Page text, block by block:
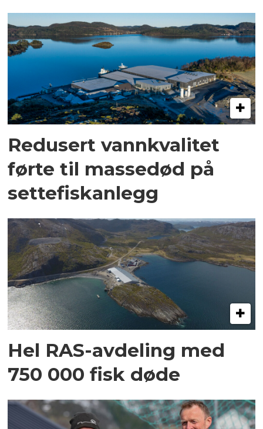
Redusert vannkvalitet
førte til massedød på
settefiskanlegg
Hel RAS-avdeling med
750 000 fisk døde